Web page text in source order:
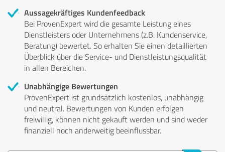
Aussagekräftiges Kundenfeedback
Bei ProvenExpert wird die gesamte Leistung eines
Dienstleisters oder Unternehmens (z.B. Kundenservice,
Beratung) bewertet. So erhalten Sie einen detaillierten
Überblick über die Service- und Dienstleistungsqualität
in allen Bereichen.
Unabhängige Bewertungen
ProvenExpert ist grundsätzlich kostenlos, unabhängig
und neutral. Bewertungen von Kunden erfolgen
freiwillig, können nicht gekauft werden und sind weder
finanziell noch anderweitig beeinflussbar.